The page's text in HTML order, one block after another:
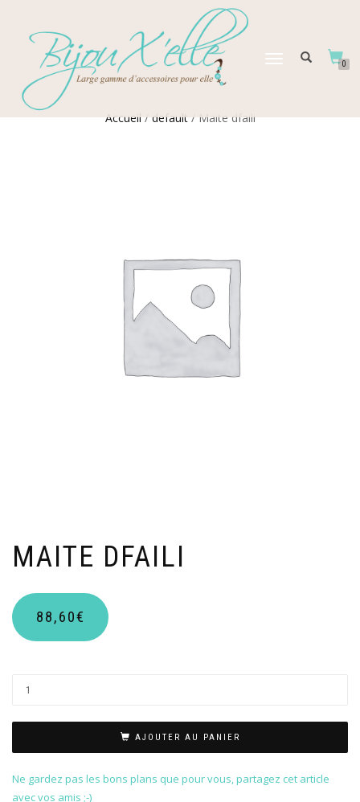
DÉPLIER
0
Accueil/default/ Maite dfaili
MAITE DFAILI
88,60€
AJOUTER AU PANIER
Ne gardez pas les bons plans que pour vous, partagez cet article
avec vos amis ;-)